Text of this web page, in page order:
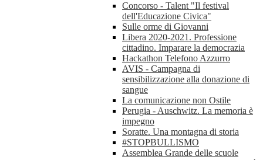
Concorso - Talent "Il festival
dell'Educazione Civica"
Sulle orme di Giovanni
Libera 2020-2021. Professione
cittadino. Imparare la democrazia
Hackathon Telefono Azzurro
AVIS - Campagna di
sensibilizzazione alla donazione di
sangue
La comunicazione non Ostile
Perugia - Auschwitz. La memoria è
impegno
Soratte. Una montagna di storia
#STOPBULLISMO
Assemblea Grande delle scuole